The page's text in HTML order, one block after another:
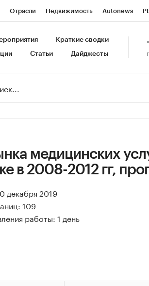
Отрасли Недвижимость Autonews
Газета Спецпроекты СПб Конференции
Краткие сводки
Статьи Дайджесты
медицинских
в 2008-2012 гг,
декабря 2019
109
работы: 1 день